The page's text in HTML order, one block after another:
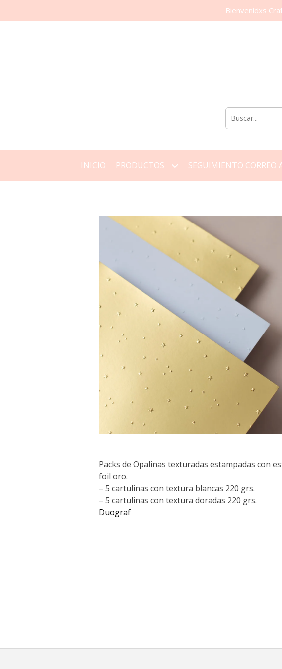
Bienvenidxs
INICIO PRODUCTOS SEGUIMIENTO CORREO
Packs de Opalinas texturadas estampadas con
foil oro.
– 5 cartulinas con textura blancas 220 grs.
– 5 cartulinas con textura doradas 220 grs.
Duograf